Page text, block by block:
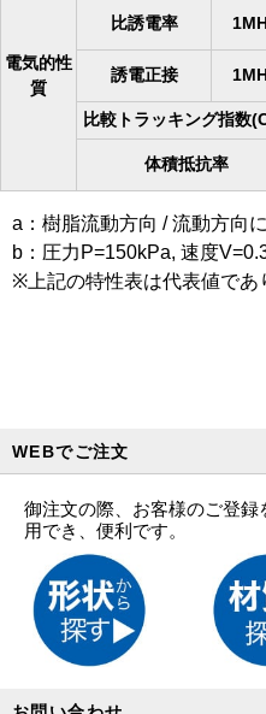
電気的性
質
比誘電率
誘電正接
比較トラッキング指数
体積抵抗率
a：樹脂流動方向 / 流動方向
b：圧力P=150kPa, 速度
※上記の特性表は代表値であ
WEBでご注文
御注文の際、お客様のご登
用でき、便利です。